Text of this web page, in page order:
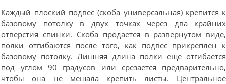
Каждый плоский подвес (скоба универсальная) крепится к
базовому потолку в двух точках через два крайних
отверстия спинки. Скоба продается в развернутом виде,
полки отгибаются после того, как подвес прикреплен к
базовому потолку. Лишняя длина полки еще отгибается
под углом 90 градусов или срезается предварительно,
чтобы она не мешала крепить листы. Центральное